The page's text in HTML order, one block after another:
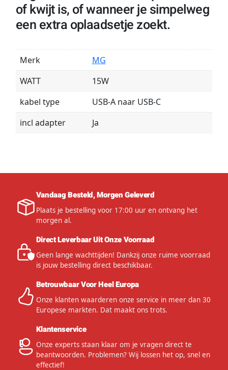
of kwijt is, of wanneer je simpelweg
een extra oplaadsetje zoekt.
Merk
MG
WATT
15W
kabel type
USB-A naar USB-C
incl adapter
Ja
Vandaag Besteld, Morgen Geleverd
Plaats je bestelling voor 17:00 uur en ontvang het
morgen al.
Direct Leverbaar Uit Onze Voorraad
Geen lange wachttijden! Dankzij onze ruime voorraad
is jouw bestelling direct beschikbaar.
Betrouwbaar Voor Heel Europa
Onze klanten waarderen onze service in meer dan 30
Europese markten. Dat maakt ons trots.
Klantenservice
Onze experts staan klaar om je vragen direct te
beantwoorden. Problemen? Wij lossen het op, snel en
effectief!